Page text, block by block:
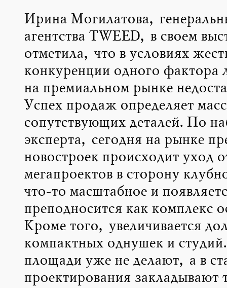
Ирина Могилатова,
агентства TWEED, в своем
отметила, что в условиях
конкуренции одного фактора
на премиальном рынке
Успех продаж определяет
сопутствующих деталей. По
эксперта, сегодня на рынке
новостроек происходит уход
мегапроектов в сторону
что-то масштабное и
преподносится как комплекс
Кроме того, увеличивается
компактных однушек и
площади уже не делают, а в
проектирования закладывают